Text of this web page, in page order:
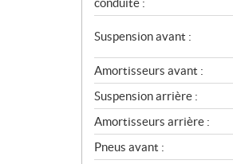
Suspension avant :
Amortisseurs avant :
Suspension arrière :
Amortisseurs arrière :
Pneus avant :